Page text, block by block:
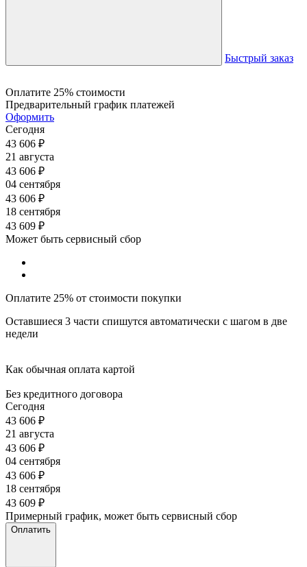
Быстрый заказ
Оплатите 25% стоимости
Предварительный график платежей
Оформить
Сегодня
43 606 ₽
21 августа
43 606 ₽
04 сентября
43 606 ₽
18 сентября
43 609 ₽
Может быть сервисный сбор
Оплатите 25% от стоимости покупки
Оставшиеся 3 части спишутся автоматически с шагом в две
недели
Как обычная оплата картой
Без кредитного договора
Сегодня
43 606 ₽
21 августа
43 606 ₽
04 сентября
43 606 ₽
18 сентября
43 609 ₽
Примерный график, может быть сервисный сбор
Оплатить